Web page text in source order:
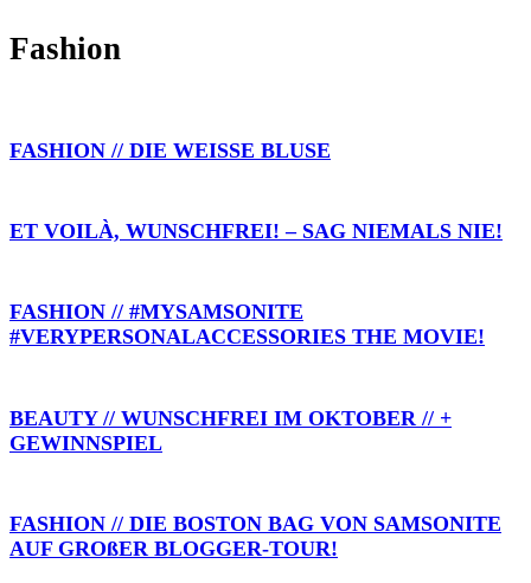
Fashion
FASHION // DIE WEISSE BLUSE
ET VOILÀ, WUNSCHFREI! – SAG NIEMALS NIE!
FASHION // #MYSAMSONITE
#VERYPERSONALACCESSORIES THE MOVIE!
BEAUTY // WUNSCHFREI IM OKTOBER // +
GEWINNSPIEL
FASHION // DIE BOSTON BAG VON SAMSONITE
AUF GROßER BLOGGER-TOUR!